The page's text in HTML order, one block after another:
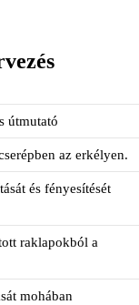
útmutató
az erkélyen.
és fényesítését
raklapokból a
mohában